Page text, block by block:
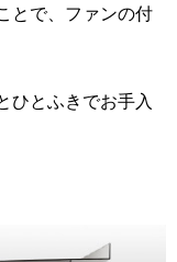
とで、ファンの付
ひとふきでお手入